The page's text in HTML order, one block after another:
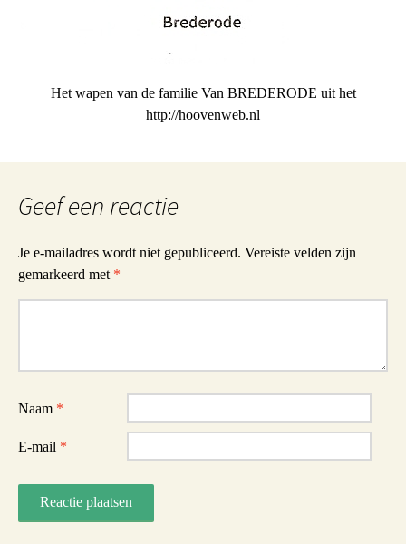
Het wapen van de familie Van BREDERODE uit het
http://hoovenweb.nl
Geef een reactie
Je e-mailadres wordt niet gepubliceerd. Vereiste velden zijn
gemarkeerd met *
Naam *
E-mail *